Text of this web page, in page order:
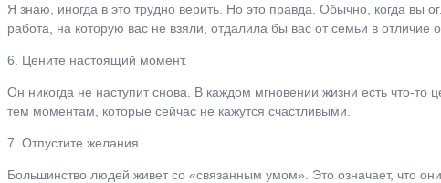
Я знаю, иногда в это трудно верить. Но это правда. Обычно, когда вы
работа, на которую вас не взяли, отдалила бы вас от семьи в отличие
6. Цените настоящий момент.
Он никогда не наступит снова. В каждом мгновении жизни есть что-
тем моментам, которые сейчас не кажутся счастливыми.
7. Отпустите желания.
Большинство людей живет со «связанным умом». Это означает, что